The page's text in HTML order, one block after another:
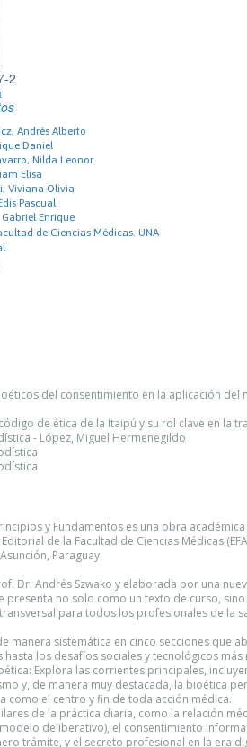
2
Andrés Alberto
Daniel
Nilda Leonor
Elisa
Viviana Olivia
Pascual
Enrique
de Ciencias Médicas. UNA
del consentimiento en la aplicación
de ética de la Itaipú y su rol clave en la
- López, Miguel Hermenegildo
y Fundamentos es una obra
de la Facultad de Ciencias Médicas
Paraguay
Dr. Andrés Szwako y elaborada por una
presenta no solo como un texto de curso,
para todos los profesionales de la
manera sistemática en cinco secciones que
los desafíos sociales y tecnológicos más
Explora las corrientes principales,
y, de manera muy destacada, la bioética
como el centro y fin de toda acción médica.
de la práctica diaria, como la relación
deliberativo), el consentimiento
trámite, y el secreto profesional en la era